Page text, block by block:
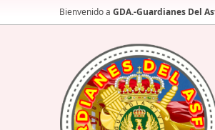
Bienvenido a GDA.-Guardianes Del